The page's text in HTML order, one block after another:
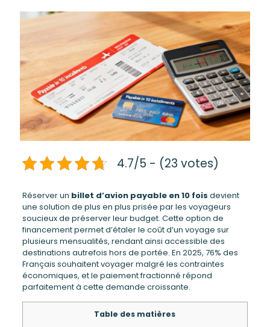
4.7/5 - (23 votes)
Réserver un billet d’avion payable en 10 fois devient
une solution de plus en plus prisée par les voyageurs
soucieux de préserver leur budget. Cette option de
financement permet d’étaler le coût d’un voyage sur
plusieurs mensualités, rendant ainsi accessible des
destinations autrefois hors de portée. En 2025, 76% des
Français souhaitent voyager malgré les contraintes
économiques, et le paiement fractionné répond
parfaitement à cette demande croissante.
Table des matières